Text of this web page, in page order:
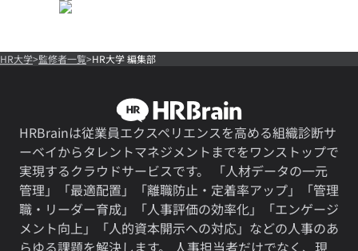
HR大学 監修者一覧 HR大学 編集部
HRBrainは従業員エクスペリエンスを高める組織診断サ
ーベイからタレントマネジメントまでをワンストップで
実現するクラウドサービスです。 「人材データの一元
管理」「最適配置」「離職防止・定着率アップ」「管理
職・リーダー育成」「人事評価の効率化」「エンゲージ
メント向上」「人的資本開示への対応」などの人事のあ
らゆる課題を解決します。 人事担当者だけでなく、現